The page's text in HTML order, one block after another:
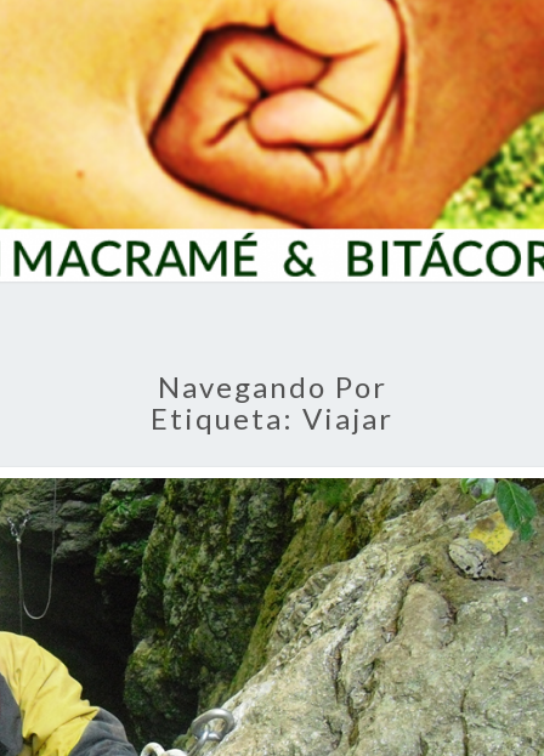
Navegando Por
Etiqueta: Viajar